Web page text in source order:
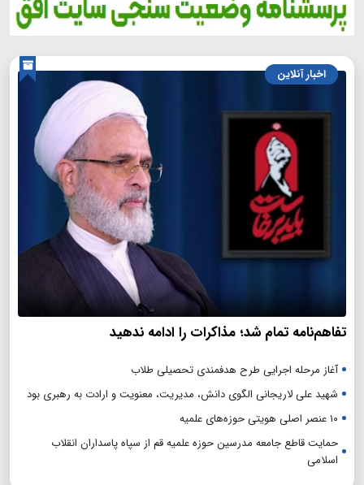
اخبار آنلاین
تفاهم‌نامه تمام شد؛ مذاکرات را ادامه ندهید
آغاز مرحله اجرایی طرح هدفمندی تحصیلی طلاب
شهید علی لاریجانی الگوی دانش، مدیریت، معنویت و ارادت به رهبری بود
۱۰ عنصر اصلی هویتی حوزه‌های علمیه
حمایت قاطع جامعه مدرسین حوزه علمیه قم از سپاه پاسداران انقلاب
اسلامی